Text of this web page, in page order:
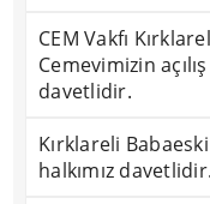
CEM Vakfı
Cemevimizin
davetlidir.
Kırklareli
halkımız davetlidir.